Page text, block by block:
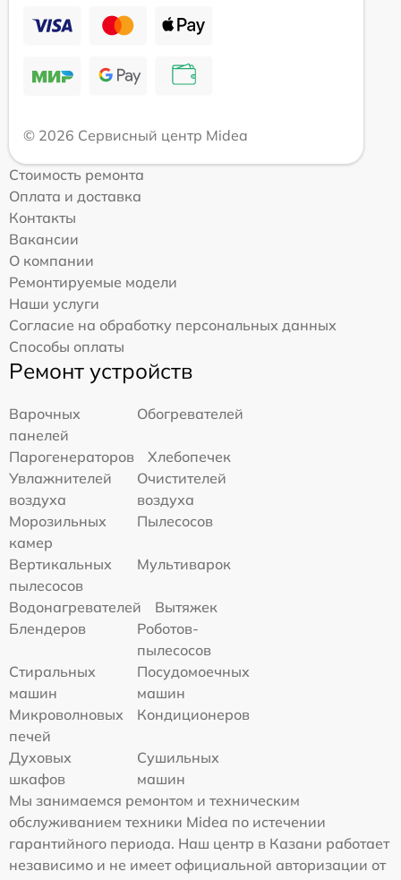
© 2026 Сервисный центр Midea
Стоимость ремонта
Оплата и доставка
Контакты
Вакансии
О компании
Ремонтируемые модели
Наши услуги
Согласие на обработку персональных данных
Способы оплаты
Ремонт устройств
Варочных
панелей
Обогревателей
Парогенераторов
Хлебопечек
Увлажнителей
воздуха
Очистителей
воздуха
Морозильных
камер
Пылесосов
Вертикальных
пылесосов
Мультиварок
Водонагревателей
Вытяжек
Блендеров
Роботов-
пылесосов
Стиральных
машин
Посудомоечных
машин
Микроволновых
печей
Кондиционеров
Духовых
шкафов
Сушильных
машин
Мы занимаемся ремонтом и техническим
обслуживанием техники Midea по истечении
гарантийного периода. Наш центр в Казани работает
независимо и не имеет официальной авторизации от